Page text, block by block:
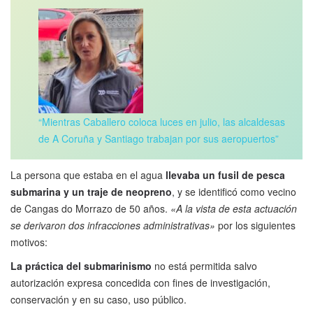
“Mientras Caballero coloca luces en julio, las alcaldesas
de A Coruña y Santiago trabajan por sus aeropuertos”
La persona que estaba en el agua llevaba un fusil de pesca
submarina y un traje de neopreno, y se identificó como vecino
de Cangas do Morrazo de 50 años. «A la vista de esta actuación
se derivaron dos infracciones administrativas» por los siguientes
motivos:
La práctica del submarinismo no está permitida salvo
autorización expresa concedida con fines de investigación,
conservación y en su caso, uso público.